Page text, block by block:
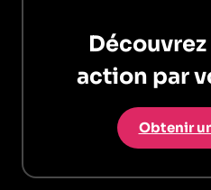
action par
Obtenir